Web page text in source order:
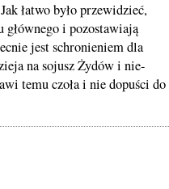
łatwo było przewidzieć,
głównego i pozostawiają
jest schronieniem dla
na sojusz Żydów i nie-
temu czoła i nie dopuści do